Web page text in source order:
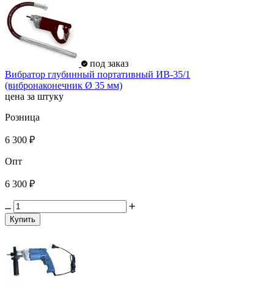
под заказ
Вибратор глубинный портативный ИВ-35/1
(вибронаконечник Ø 35 мм)
цена за штуку
Розница
6 300 ₽
Опт
6 300 ₽
Купить